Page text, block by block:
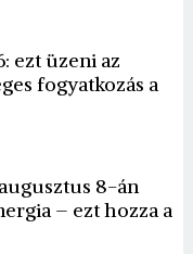
ezt üzeni az
fogyatkozás a
8-án
– ezt hozza a